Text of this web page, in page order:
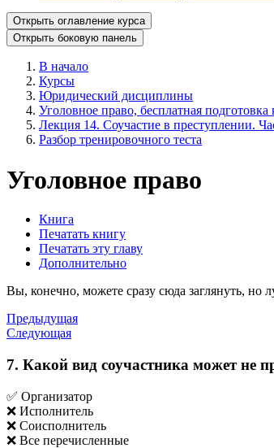
Открыть оглавление курса
Открыть боковую панель
В начало
Курсы
Юридический дисциплины
Уголовное право, бесплатная
Лекция 14. Соучастие в преступлении.
Разбор тренировочного теста
Уголовное право
Книга
Печатать книгу
Печатать эту главу
Дополнительно
Вы, конечно, можете сразу сюда заглянуть, но
Предыдущая
Следующая
7. Какой вид соучастника может не
✅ Организатор
❌ Исполнитель
❌ Соисполнитель
❌ Все перечисленные